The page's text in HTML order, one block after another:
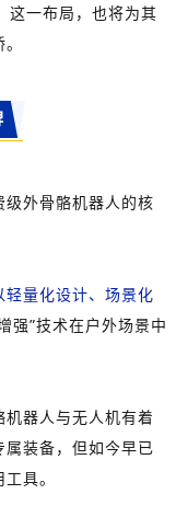
这一布局，也将为其
外骨骼机器人的核
量化设计、场景化
强”技术在户外场景中
器人与无人机有着
装备，但如今早已
具。